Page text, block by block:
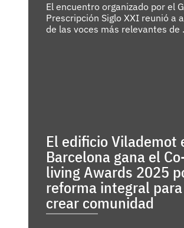
El encuentro organizado por el
Prescripción Siglo XXI reunió a
de las voces más relevantes de
El edificio Vilademot
Barcelona gana el
living Awards 2025
reforma integral para
crear comunidad